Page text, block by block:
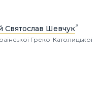
Святослав Шевчук
Греко-Католицької